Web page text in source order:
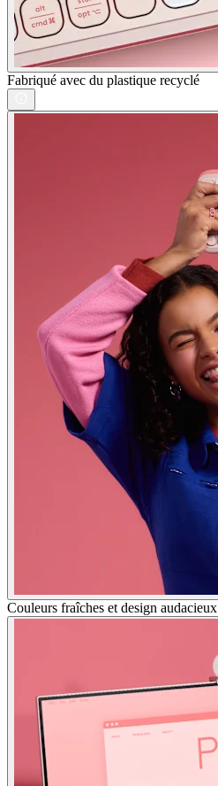
Fabriqué avec du plastique recyclé
Couleurs fraîches et design audacieux